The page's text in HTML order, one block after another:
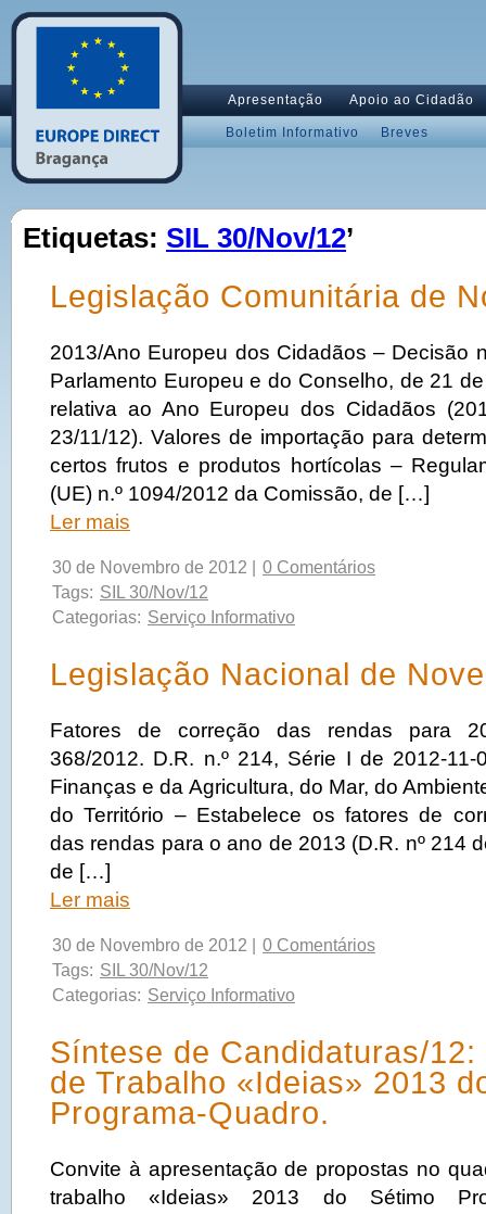
Apresentação Apoio ao Cidadão
Boletim Informativo Breves
Etiquetas: SIL 30/Nov/12’
Legislação Comunitária de
2013/Ano Europeu dos Cidadãos – Decisão
Parlamento Europeu e do Conselho, de 21
relativa ao Ano Europeu dos Cidadãos
23/11/12). Valores de importação para
certos frutos e produtos hortícolas –
(UE) n.º 1094/2012 da Comissão, de […]
Ler mais
30 de Novembro de 2012 |
0 Comentários
Tags: SIL 30/Nov/12
Categorias: Serviço Informativo
Legislação Nacional de
Fatores de correção das rendas para
368/2012. D.R. n.º 214, Série I de 2012-
Finanças e da Agricultura, do Mar, do
do Território – Estabelece os fatores de
das rendas para o ano de 2013 (D.R. nº 214
de […]
Ler mais
30 de Novembro de 2012 |
0 Comentários
Tags: SIL 30/Nov/12
Categorias: Serviço Informativo
Síntese de Candidaturas/12:
de Trabalho «Ideias» 2013
Programa-Quadro.
Convite à apresentação de propostas no
trabalho «Ideias» 2013 do Sétimo